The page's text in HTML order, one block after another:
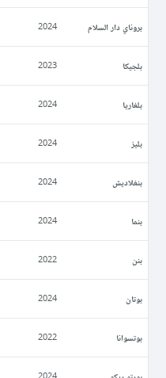
بروناي دار السلام 2024
بلجيكا 2023
بلغاريا 2024
بليز 2024
بنغلاديش 2024
بنما 2024
بنن 2022
بوتان 2024
بوتسوانا 2022